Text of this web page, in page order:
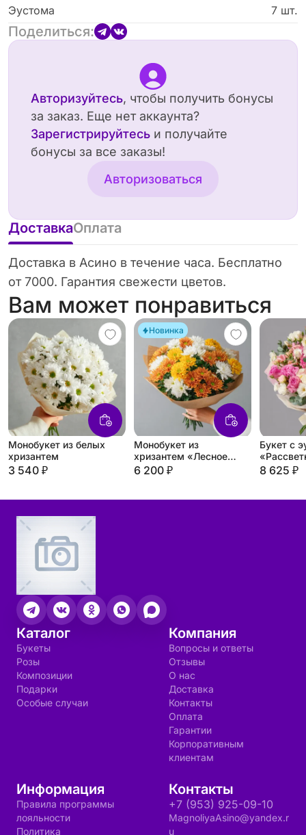
Эустома 7 шт.
Поделиться:
Авторизуйтесь, чтобы получить бонусы
за заказ. Еще нет аккаунта?
Зарегистрируйтесь и получайте
бонусы за все заказы!
Авторизоваться
ДоставкаОплата
Доставка в Асино в течение часа. Бесплатно
от 7000. Гарантия свежести цветов.
Вам может понравиться
Монобукет из белых
хризантем
3 540 ₽
Новинка
Монобукет из
хризантем «Лесное
золото»
6 200 ₽
Букет с
8 625 ₽
Каталог
Букеты
Розы
Композиции
Подарки
Особые случаи
Компания
Вопросы и ответы
Отзывы
О нас
Доставка
Контакты
Оплата
Гарантии
Корпоративным
клиентам
Информация
Правила программы
лояльности
Политика
Контакты
+7 (953) 925-09-10
MagnoliyaAsino@yandex.r
u